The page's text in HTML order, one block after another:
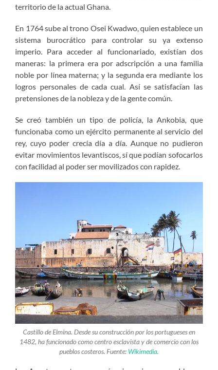
territorio de la actual Ghana.
En 1764 sube al trono Osei Kwadwo, quien establece un
sistema burocrático para controlar su ya extenso
imperio. Para acceder al funcionariado, existían dos
maneras: la primera era por adscripción a una familia
noble por línea materna; y la segunda era mediante los
logros personales de cada cual. Así se satisfacían las
pretensiones de la nobleza y de la gente común.
Se creó también un tipo de policía, la Ankobia, que
funcionaba como un ejército permanente al servicio del
rey, cuyo poder crecía día a día. Aunque no pudieron
evitar movimientos levantiscos, sí que podían sofocarlos
con facilidad al poder ser movilizados con rapidez.
Castillo de Elmina. Desde su construcción por los portugueses en
1482, ha funcionado como centro esclavista y de comercio con los
pueblos costeros. Fuente: Wikimedia.